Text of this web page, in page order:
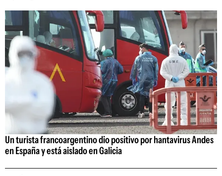
Un turista francoargentino dio positivo por hantavirus Andes
en España y está aislado en Galicia